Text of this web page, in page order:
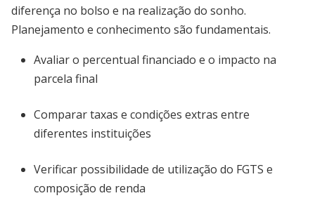
diferença no bolso e na realização do sonho.
Planejamento e conhecimento são fundamentais.
Avaliar o percentual financiado e o impacto na
parcela final
Comparar taxas e condições extras entre
diferentes instituições
Verificar possibilidade de utilização do FGTS e
composição de renda